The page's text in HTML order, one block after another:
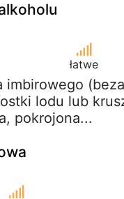
łatwe
imbirowego
lodu lub
pokrojona...